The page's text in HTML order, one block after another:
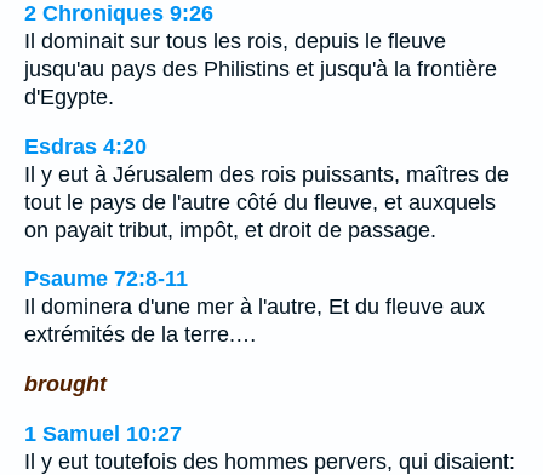
2 Chroniques 9:26
Il dominait sur tous les rois, depuis le fleuve
jusqu'au pays des Philistins et jusqu'à la frontière
d'Egypte.
Esdras 4:20
Il y eut à Jérusalem des rois puissants, maîtres de
tout le pays de l'autre côté du fleuve, et auxquels
on payait tribut, impôt, et droit de passage.
Psaume 72:8-11
Il dominera d'une mer à l'autre, Et du fleuve aux
extrémités de la terre.…
brought
1 Samuel 10:27
Il y eut toutefois des hommes pervers, qui disaient: